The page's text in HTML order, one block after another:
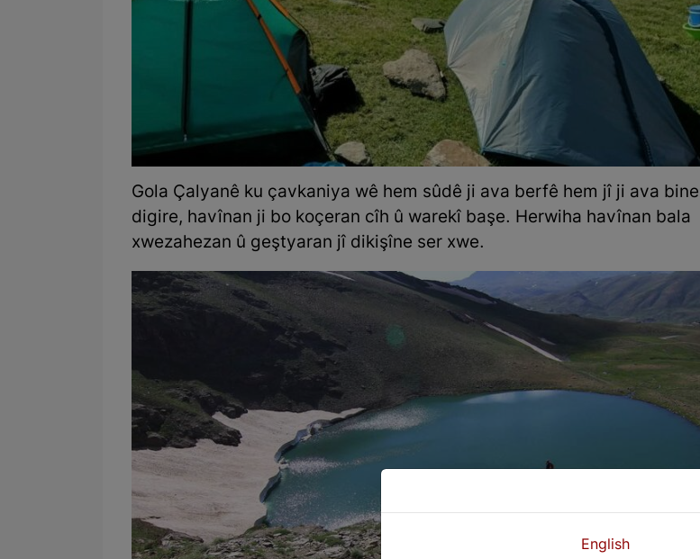
Gola Çalyanê ku çavkaniya wê hem sûdê ji ava berfê hem jî ji ava
digire, havînan ji bo koçeran cîh û warekî başe. Herwiha havînan bala
xwezahezan û geştyaran jî dikişîne ser xwe.
English